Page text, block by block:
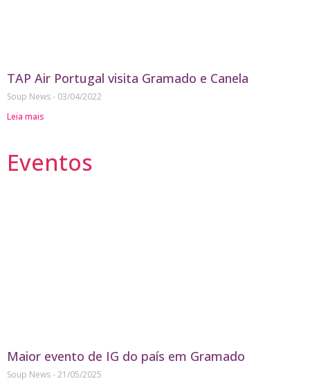
TAP Air Portugal visita Gramado e Canela
Soup News
03/04/2022
Leia mais
Eventos
Maior evento de IG do país em Gramado
Soup News 21/05/2025